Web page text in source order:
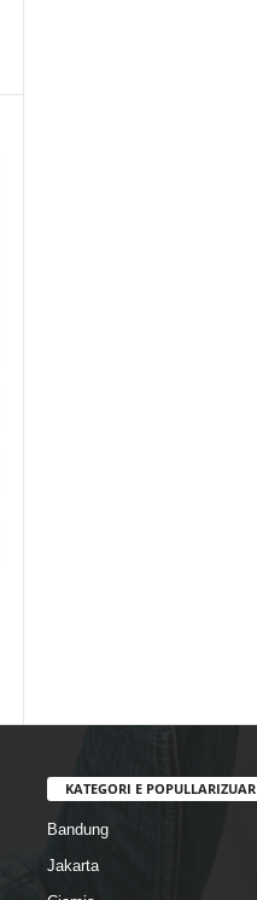
KATEGORI E POPULLARIZUAR
Bandung
Jakarta